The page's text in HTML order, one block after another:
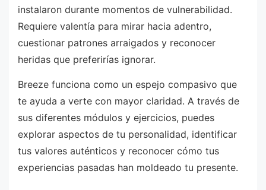
instalaron durante momentos de vulnerabilidad.
Requiere valentía para mirar hacia adentro,
cuestionar patrones arraigados y reconocer
heridas que preferirías ignorar.
Breeze funciona como un espejo compasivo que
te ayuda a verte con mayor claridad. A través de
sus diferentes módulos y ejercicios, puedes
explorar aspectos de tu personalidad, identificar
tus valores auténticos y reconocer cómo tus
experiencias pasadas han moldeado tu presente.